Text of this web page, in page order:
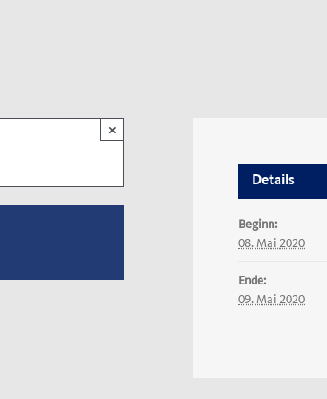
×
Details
Beginn:
08. Mai 2020
Ende:
09. Mai 2020